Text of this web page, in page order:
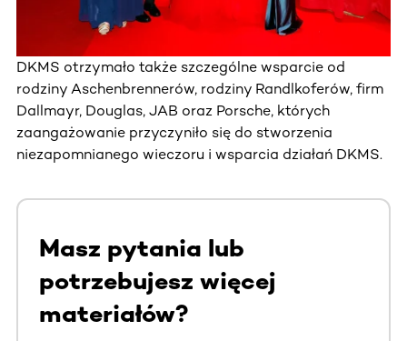
DKMS otrzymało także szczególne wsparcie od
rodziny Aschenbrennerów, rodziny Randlkoferów, firm
Dallmayr, Douglas, JAB oraz Porsche, których
zaangażowanie przyczyniło się do stworzenia
niezapomnianego wieczoru i wsparcia działań DKMS.
Masz pytania lub
potrzebujesz więcej
materiałów?